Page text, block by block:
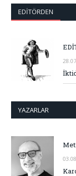
EDITÖRDEN
YAZARLAR